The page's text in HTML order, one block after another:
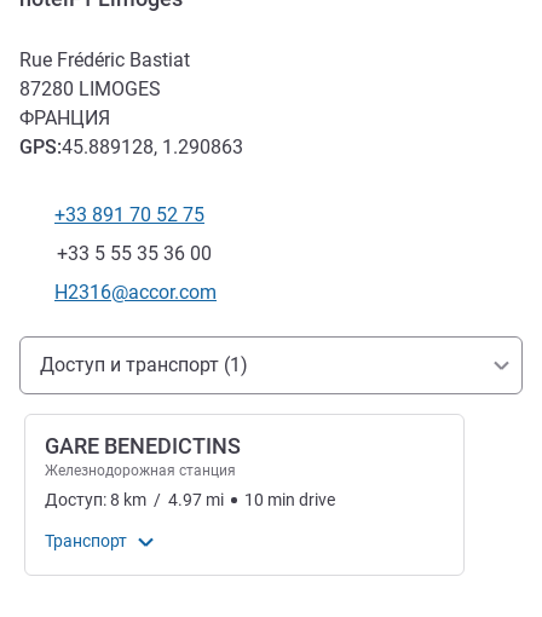
Rue Frédéric Bastiat
87280 LIMOGES
ФРАНЦИЯ
GPS:45.889128, 1.290863
Телефон
+33 891 70 52 75
Факс
+33 5 55 35 36 00
Контактный адрес электронной почты
H2316@accor.com
Доступ и транспорт
Доступ и транспорт (1)
GARE BENEDICTINS
Железнодорожная станция
Доступ:8 km / 4.97 mi 10 min drive
Транспорт